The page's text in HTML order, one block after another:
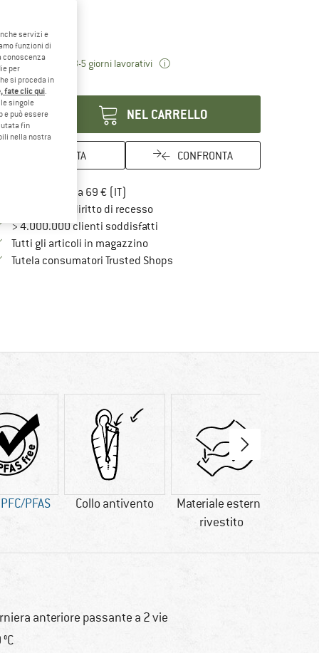
- Zip: Mid
di consegna: 3-5 giorni lavorativi
NEL CARRELLO
ANNOTA CONFRONTA
Porto franco da 69 € (IT)
100 giorni di diritto di recessoVai alla politica di recesso qui Si
> 4.000.000 clienti soddisfatti
Tutti gli articoli in magazzino
Tutela consumatori Trusted ShopsTrovi tutte le informazioni qui!
PFAS Collo antivento
Materiale esterno
rivestito
anteriore passante a 2 vie
servizi e
funzioni di
conoscenza
per
si proceda in
fate clic qui.
singole
e può essere
fin
nella nostra